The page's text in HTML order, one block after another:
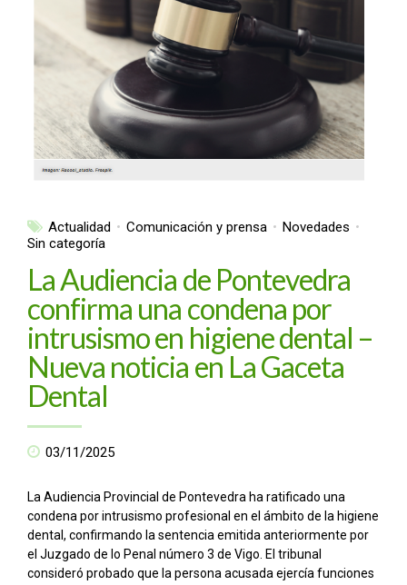
Actualidad Comunicación y prensa
Novedades
Sin categoría
La Audiencia de Pontevedra
confirma una condena por
intrusismo en higiene dental –
Nueva noticia en La Gaceta
Dental
03/11/2025
La Audiencia Provincial de Pontevedra ha ratificado una
condena por intrusismo profesional en el ámbito de la higiene
dental, confirmando la sentencia emitida anteriormente por
el Juzgado de lo Penal número 3 de Vigo. El tribunal
consideró probado que la persona acusada ejercía funciones